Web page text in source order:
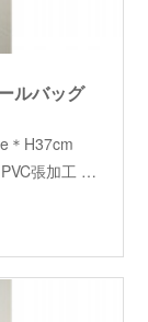
ルバッグ
＊H37cm
張加工 …